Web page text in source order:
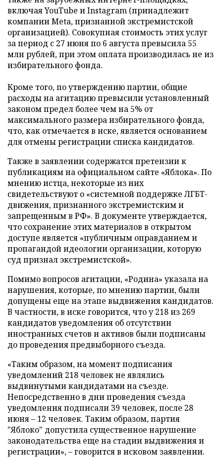
включая YouTube и Instagram (принадлежит
компании Meta, признанной экстремистской
организацией). Совокупная стоимость этих услуг
за период с 27 июня по 6 августа превысила 55
млн рублей, при этом оплата производилась не из
избирательного фонда.
Кроме того, по утверждению партии, общие
расходы на агитацию превысили установленный
законом предел более чем на 5% от
максимального размера избирательного фонда,
что, как отмечается в иске, является основанием
для отмены регистрации списка кандидатов.
Также в заявлении содержатся претензии к
публикациям на официальном сайте «Яблока». По
мнению истца, некоторые из них
свидетельствуют о «системной поддержке ЛГБТ-
движения, признанного экстремистским и
запрещенным в РФ». В документе утверждается,
что сохранение этих материалов в открытом
доступе является «публичным оправданием и
пропагандой идеологии организации, которую
суд признал экстремистской».
Помимо вопросов агитации, «Родина» указала на
нарушения, которые, по мнению партии, были
допущены еще на этапе выдвижения кандидатов.
В частности, в иске говорится, что у 218 из 269
кандидатов уведомления об отсутствии
иностранных счетов и активов были подписаны
до проведения предвыборного съезда.
«Таким образом, на момент подписания
уведомлений 218 человек не являлись
выдвинутыми кандидатами на съезде.
Непосредственно в дни проведения съезда
уведомления подписали 39 человек, после 28
июня – 12 человек. Таким образом, партия
"Яблоко" допустила существенное нарушение
законодательства еще на стадии выдвижения и
регистрации», – говорится в исковом заявлении.